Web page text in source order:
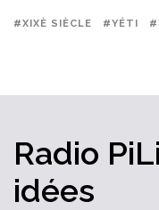
#XIXÈ SIÈCLE #YÉTI
Radio PiLi
idées